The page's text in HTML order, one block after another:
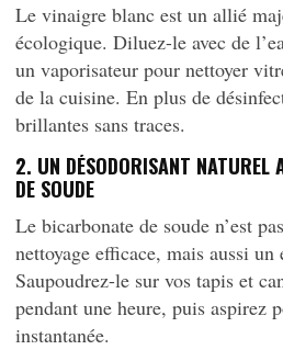
Le vinaigre blanc est un allié
écologique. Diluez-le avec de
un vaporisateur pour nettoyer
de la cuisine. En plus de
brillantes sans traces.
2. UN DÉSODORISANT NATUREL
DE SOUDE
Le bicarbonate de soude n’est
nettoyage efficace, mais aussi un
Saupoudrez-le sur vos tapis et
pendant une heure, puis aspirez
instantanée.